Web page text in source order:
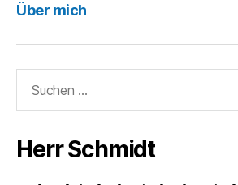
Über mich
nach:
Herr Schmidt